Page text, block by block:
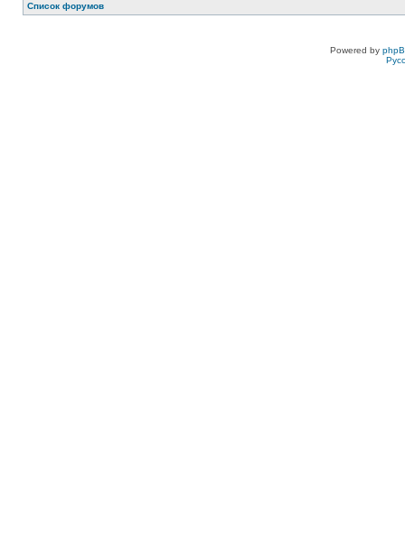
Список форумов
Powered by